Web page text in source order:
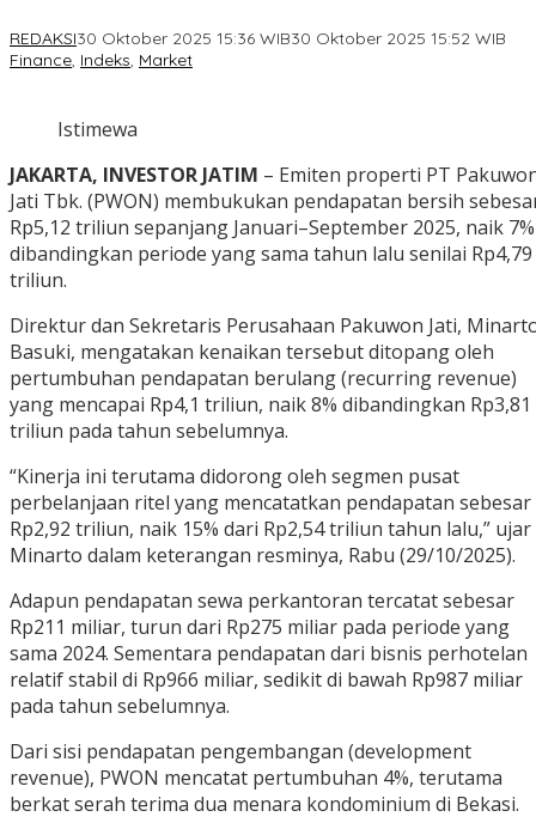
REDAKSI30 Oktober 2025 15:36 WIB30 Oktober 2025 15:52 WIB
Finance, Indeks, Market
Istimewa
JAKARTA, INVESTOR JATIM – Emiten properti PT
Jati Tbk. (PWON) membukukan pendapatan bersih
Rp5,12 triliun sepanjang Januari–September 2025, naik 7%
dibandingkan periode yang sama tahun lalu senilai Rp4,79
triliun.
Direktur dan Sekretaris Perusahaan Pakuwon Jati,
Basuki, mengatakan kenaikan tersebut ditopang oleh
pertumbuhan pendapatan berulang (recurring revenue)
yang mencapai Rp4,1 triliun, naik 8% dibandingkan Rp3,81
triliun pada tahun sebelumnya.
“Kinerja ini terutama didorong oleh segmen pusat
perbelanjaan ritel yang mencatatkan pendapatan sebesar
Rp2,92 triliun, naik 15% dari Rp2,54 triliun tahun lalu,” ujar
Minarto dalam keterangan resminya, Rabu (29/10/2025).
Adapun pendapatan sewa perkantoran tercatat sebesar
Rp211 miliar, turun dari Rp275 miliar pada periode yang
sama 2024. Sementara pendapatan dari bisnis perhotelan
relatif stabil di Rp966 miliar, sedikit di bawah Rp987 miliar
pada tahun sebelumnya.
Dari sisi pendapatan pengembangan (development
revenue), PWON mencatat pertumbuhan 4%, terutama
berkat serah terima dua menara kondominium di Bekasi.